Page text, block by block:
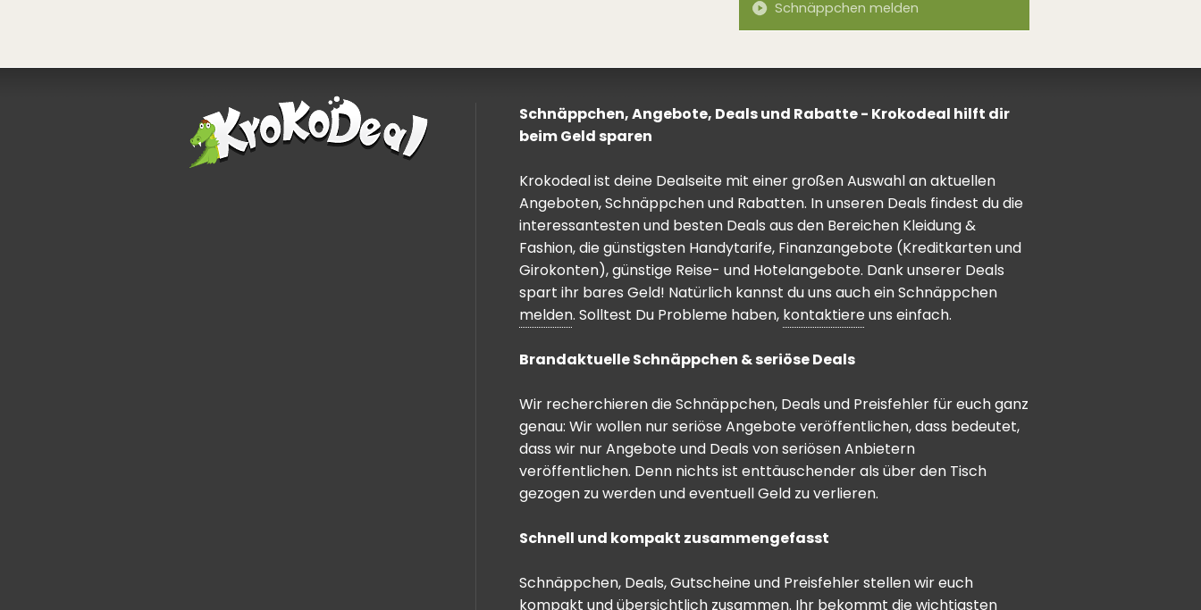
Schnäppchen melden
Schnäppchen, Angebote, Deals und Rabatte - Krokodeal hilft dir
beim Geld sparen
Krokodeal ist deine Dealseite mit einer großen Auswahl an aktuellen
Angeboten, Schnäppchen und Rabatten. In unseren Deals findest du die
interessantesten und besten Deals aus den Bereichen Kleidung &
Fashion, die günstigsten Handytarife, Finanzangebote (Kreditkarten und
Girokonten), günstige Reise- und Hotelangebote. Dank unserer Deals
spart ihr bares Geld! Natürlich kannst du uns auch ein Schnäppchen
melden. Solltest Du Probleme haben, kontaktiere uns einfach.
Brandaktuelle Schnäppchen & seriöse Deals
Wir recherchieren die Schnäppchen, Deals und Preisfehler für euch ganz
genau: Wir wollen nur seriöse Angebote veröffentlichen, dass bedeutet,
dass wir nur Angebote und Deals von seriösen Anbietern
veröffentlichen. Denn nichts ist enttäuschender als über den Tisch
gezogen zu werden und eventuell Geld zu verlieren.
Schnell und kompakt zusammengefasst
Schnäppchen, Deals, Gutscheine und Preisfehler stellen wir euch
kompakt und übersichtlich zusammen. Ihr bekommt die wichtigsten